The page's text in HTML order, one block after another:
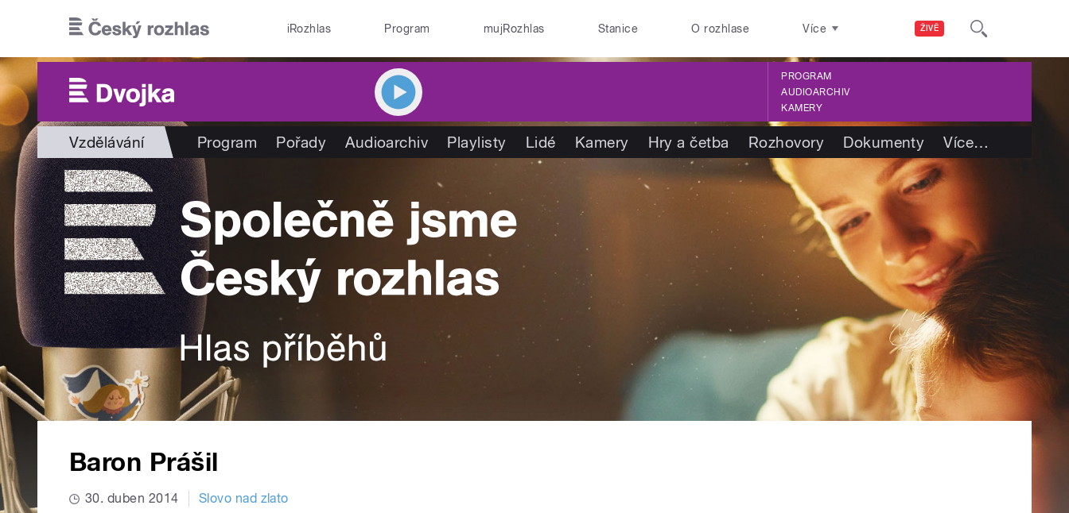
ŽIVĚ
iRozhlas Program mujRozhlas Stanice O rozhlase Více
PROGRAM
AUDIOARCHIV
KAMERY
Vzdělávání Program Pořady Audioarchiv Playlisty Lidé Kamery Hry a četba Rozhovory Dokumenty Více…
Baron Prášil
30. duben 2014 Slovo nad zlato